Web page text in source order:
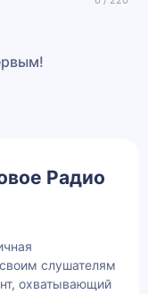
Радио
слушателям
охватывающий